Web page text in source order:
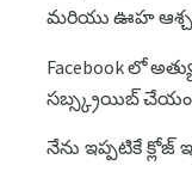
మరియు ఊహ
Facebook లో
సబ్స్క్రయిబ్
నేను ఇప్పటికే క్లోజ్